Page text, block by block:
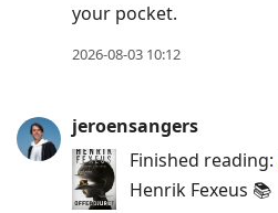
your pocket.
2026-08-03 10:12
jeroensangers
Finished reading:
Henrik Fexeus 📚